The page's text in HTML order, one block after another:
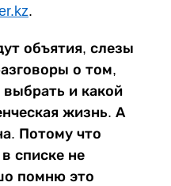
.
объятия, слезы
о том,
выбрать и какой
жизнь. А
Потому что
списке не
помню это